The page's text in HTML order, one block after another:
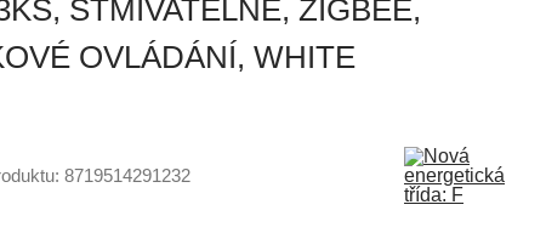
STMÍVATELNÉ, ZIGBEE,
OVLÁDÁNÍ, WHITE
8719514291232